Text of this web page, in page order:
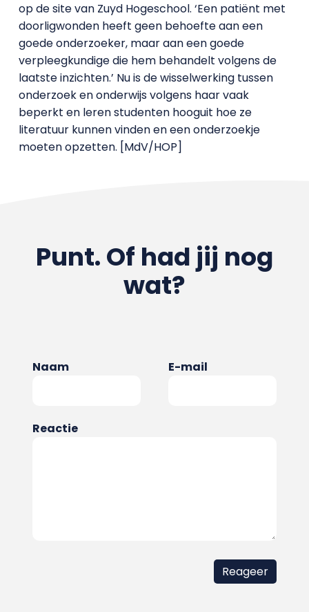
op de site van Zuyd Hogeschool. ‘Een patiënt met
doorligwonden heeft geen behoefte aan een
goede onderzoeker, maar aan een goede
verpleegkundige die hem behandelt volgens de
laatste inzichten.’ Nu is de wisselwerking tussen
onderzoek en onderwijs volgens haar vaak
beperkt en leren studenten hooguit hoe ze
literatuur kunnen vinden en een onderzoekje
moeten opzetten. [MdV/HOP]
Punt. Of had jij nog
wat?
Naam E-mail
Reactie